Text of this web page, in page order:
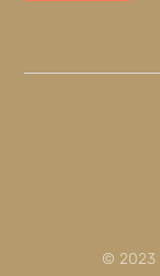
© 2023